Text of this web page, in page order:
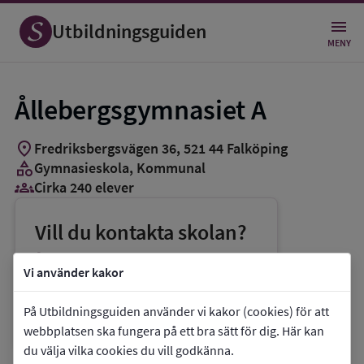
Vi använder kakor
På Utbildningsguiden använder vi kakor (cookies) för att
webbplatsen ska fungera på ett bra sätt för dig. Här kan
du välja vilka cookies du vill godkänna.
Utbildningsguiden MENY
Ållebergsgymnasiet A
location_on Fredriksbergsvägen 36, 52144 Falköping
categoryGymnasieskola, Kommunal
groups_3Cirka 240 elever
Vill du kontakta skolan?
phoneTelefon:0515-886144
mailE-post:alleberg@falkoping.se
linkWebbplats:Ållebergsgymnasiet A